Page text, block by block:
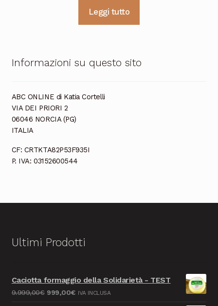
Leggi tutto
Informazioni su questo sito
ABC ONLINE di Katia Cortelli
VIA DEI PRIORI 2
06046 NORCIA (PG)
ITALIA
CF: CRTKTA82P53F935I
P. IVA: 03152600544
Ultimi Prodotti
Caciotta formaggio della Solidarietà - TEST
9.999,00€ Il
999,00€IlIVA INCLUSA